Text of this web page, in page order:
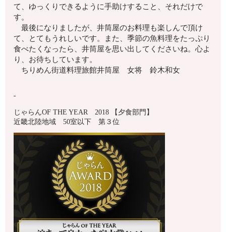
て、ゆっくりできるように手助けすること、それだけで
す。
最後になりましたが、井筒屋のお料理も楽しんで頂け
て、とてもうれしいです。また、季節の魚料理をたっぷり
食べたくなったら、井筒屋を思い出してくださいね。心よ
り、お待ちしています。
ちりめん街道料理旅館井筒屋 女将 鈴木和女
じゃらんOF THE YEAR 2018 【夕食部門】
近畿北陸地域 50室以下 第３位